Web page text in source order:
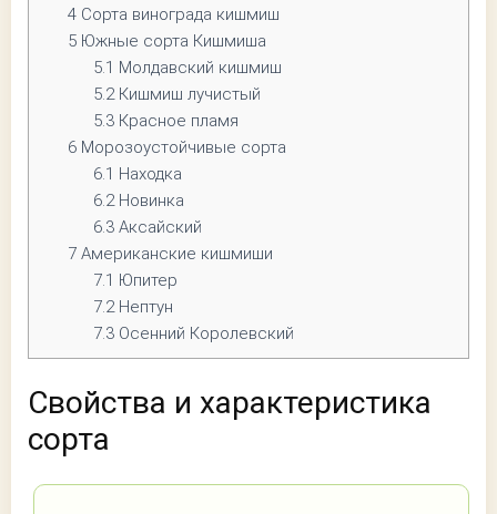
4 Сорта винограда кишмиш
5 Южные сорта Кишмиша
5.1 Молдавский кишмиш
5.2Кишмиш лучистый
5.3Красное пламя
6 Морозоустойчивые сорта
6.1 Находка
6.2Новинка
6.3Аксайский
7 Американские кишмиши
7.1 Юпитер
7.2Нептун
7.3Осенний Королевский
Свойства и характеристика
сорта